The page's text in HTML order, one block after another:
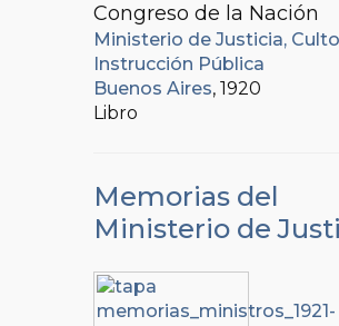
Congreso de la Nación
Ministerio de Justicia,
Instrucción Pública
Buenos Aires, 1920
Libro
Memorias del
Ministerio de